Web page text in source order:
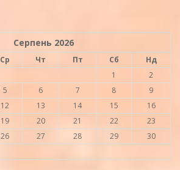
Серпень 2026
Ср Чт Пт Сб
Нд
1
2
5 6 7 8
9
12 13 14 15
16
19 20 21 22
23
26 27 28 29
30